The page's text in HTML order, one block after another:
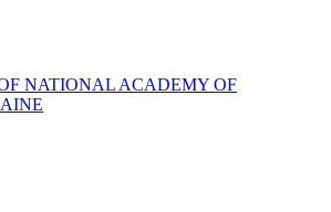
NATIONAL ACADEMY OF